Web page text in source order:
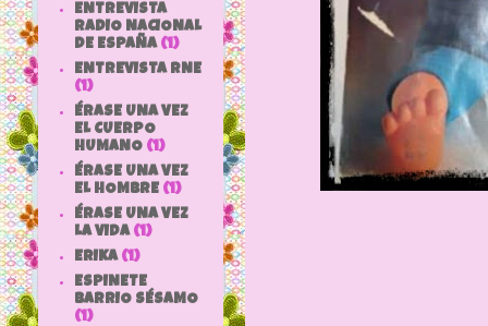
ENTREVISTA
RADIO NACIONAL
DE ESPAÑA (1)
ENTREVISTA RNE
(1)
ÉRASE UNA VEZ
EL CUERPO
HUMANO (1)
ÉRASE UNA VEZ
EL HOMBRE (1)
ÉRASE UNA VEZ
LA VIDA (1)
ERIKA (1)
ESPINETE
BARRIO SÉSAMO
(1)